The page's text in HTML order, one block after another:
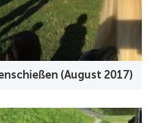
(August 2017)